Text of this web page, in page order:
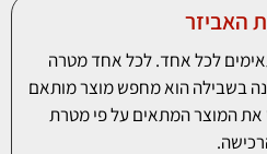
האביזר
לכל אחד. לכל אחד מטרה
בשבילה הוא מחפש מוצר מותאם
המוצר המתאים על פי מטרת